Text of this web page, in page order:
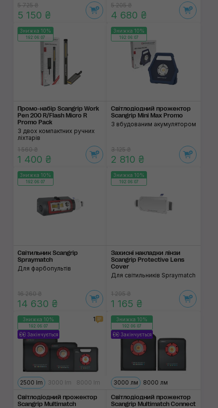
5 725 ₴
5 150 ₴
5 205 ₴
4 680 ₴
Знижка 10%
192:06:06
Промо-набір Scangrip Work
Pen 200 R/Flash Micro R
Promo Pack
З двох компактних ручних
ліхтарів
1 560 ₴
1 400 ₴
Знижка 10%
192:06:06
Світлодіодний прожектор
Scangrip Mini Max Promo
З вбудованим акумулятором
3 125 ₴
2 810 ₴
Знижка 10%
192:06:06
Світильник Scangrip
Spraymatch
Для фарбопультів
16 260 ₴
14 630 ₴
Знижка 10%
192:06:06
Захисні накладки лінзи
Scangrip Protective Lens
Cover
Для світильників Spraymatch
1 295 ₴
1 165 ₴
Знижка 10%
192:06:06
Закінчується
1
2500 lm 3000 lm 8000 lm
Світлодіодний про­жектор
Scangrip Multimatch
Знижка 10%
192:06:06
Закінчується
3000 лм 8000 лм
Світлодіодний про­жектор
Scangrip Multimatch Connect